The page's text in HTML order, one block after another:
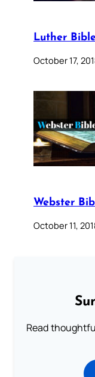
Luther Bible
October 17,
Webster
October 11,
Read